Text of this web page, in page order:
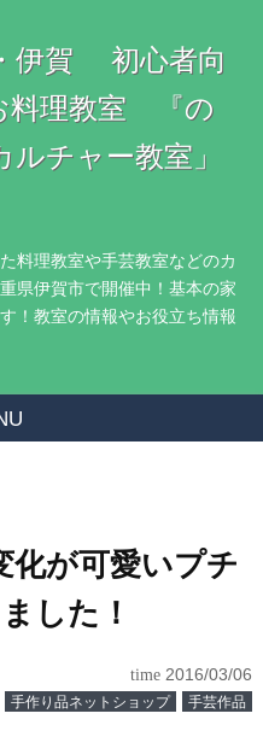
伊賀 初心者向
料理教室 『の
チャー教室」
料理教室や手芸教室などのカ
県伊賀市で開催中！基本の家
！教室の情報やお役立ち情報
化が可愛いプチ
した！
time 2016/03/06
手作り品ネットショップ 手芸作品